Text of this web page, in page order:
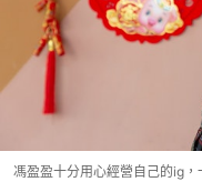
馮盈盈十分用心經營自己的ig，